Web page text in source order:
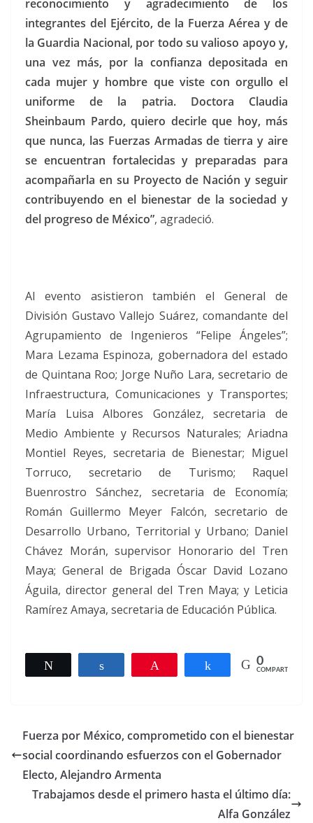
reconocimiento y agradecimiento de los
integrantes del Ejército, de la Fuerza Aérea y de
la Guardia Nacional, por todo su valioso apoyo y,
una vez más, por la confianza depositada en
cada mujer y hombre que viste con orgullo el
uniforme de la patria. Doctora Claudia
Sheinbaum Pardo, quiero decirle que hoy, más
que nunca, las Fuerzas Armadas de tierra y aire
se encuentran fortalecidas y preparadas para
acompañarla en su Proyecto de Nación y seguir
contribuyendo en el bienestar de la sociedad y
del progreso de México”, agradeció.
Al evento asistieron también el General de
División Gustavo Vallejo Suárez, comandante del
Agrupamiento de Ingenieros “Felipe Ángeles”;
Mara Lezama Espinoza, gobernadora del estado
de Quintana Roo; Jorge Nuño Lara, secretario de
Infraestructura, Comunicaciones y Transportes;
María Luisa Albores González, secretaria de
Medio Ambiente y Recursos Naturales; Ariadna
Montiel Reyes, secretaria de Bienestar; Miguel
Torruco, secretario de Turismo; Raquel
Buenrostro Sánchez, secretaria de Economía;
Román Guillermo Meyer Falcón, secretario de
Desarrollo Urbano, Territorial y Urbano; Daniel
Chávez Morán, supervisor Honorario del Tren
Maya; General de Brigada Óscar David Lozano
Águila, director general del Tren Maya; y Leticia
Ramírez Amaya, secretaria de Educación Pública.
Compartir Compartir
0
COMPARTIR
Fuerza por México, comprometido con el bienestar
social coordinando esfuerzos con el Gobernador
Electo, Alejandro Armenta
Trabajamos desde el primero hasta el último día:
Alfa González